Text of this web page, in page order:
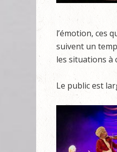
l’émotion, ces
suivent un
les situations à
Le public est